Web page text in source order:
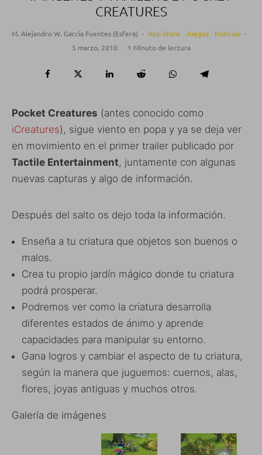
CREATURES
M. Alejandro W. García Fuentes (Esfera) · App Store Juegos Noticias ·
5 marzo, 2010 · 1 Minuto de lectura
Pocket Creatures (antes conocido como
iCreatures), sigue viento en popa y ya se deja ver
en movimiento en el primer trailer publicado por
Tactile Entertainment, juntamente con algunas
nuevas capturas y algo de información.
Después del salto os dejo toda la información.
Enseña a tu criatura que objetos son buenos o
malos.
Crea tu propio jardín mágico donde tu criatura
podrá prosperar.
Podremos ver como la criatura desarrolla
diferentes estados de ánimo y aprende
capacidades para manipular su entorno.
Gana logros y cambiar el aspecto de tu criatura,
según la manera que juguemos: cuernos, alas,
flores, joyas antiguas y muchos otros.
Galería de imágenes